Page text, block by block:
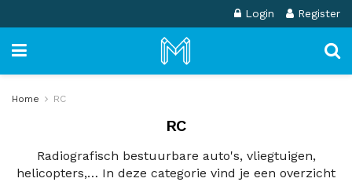
Login Register
Home RC
RC
Radiografisch bestuurbare auto's, vliegtuigen,
helicopters,… In deze categorie vind je een overzicht